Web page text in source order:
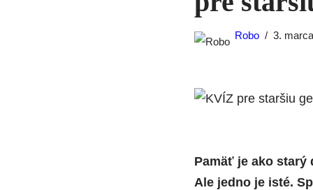
Robo 3.
Pamäť je ako starý
Ale jedno je isté.